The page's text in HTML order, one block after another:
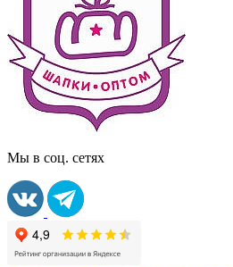
Мы в соц. сетях